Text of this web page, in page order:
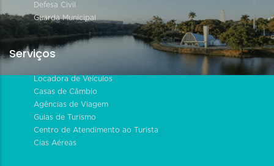
Defesa Civil
Guarda Municipal
Serviços
Locadora de Veículos
Casas de Câmbio
Agências de Viagem
Guias de Turismo
Centro de Atendimento ao Turista
Cias Aéreas